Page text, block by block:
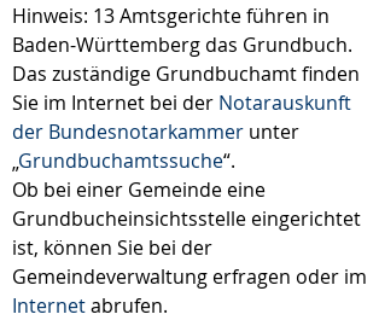
Hinweis: 13 Amtsgerichte führen in
Baden-Württemberg das Grundbuch.
Das zuständige Grundbuchamt finden
Sie im Internet bei der Notarauskunft
der Bundesnotarkammer unter
„Grundbuchamtssuche“.
Ob bei einer Gemeinde eine
Grundbucheinsichtsstelle eingerichtet
ist, können Sie bei der
Gemeindeverwaltung erfragen oder im
Internetabrufen.